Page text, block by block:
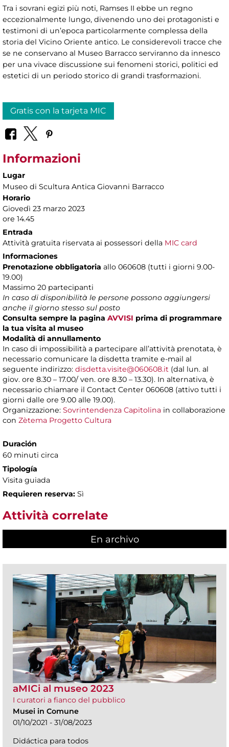
Tra i sovrani egizi più noti, Ramses II ebbe un regno
eccezionalmente lungo, divenendo uno dei protagonisti e
testimoni di un’epoca particolarmente complessa della
storia del Vicino Oriente antico. Le considerevoli tracce che
se ne conservano al Museo Barracco serviranno da innesco
per una vivace discussione sui fenomeni storici, politici ed
estetici di un periodo storico di grandi trasformazioni.
Gratis con la tarjeta MIC
Informazioni
Lugar
Museo di Scultura Antica Giovanni Barracco
Horario
Giovedì 23 marzo 2023
ore 14.45
Entrada
Attività gratuita riservata ai possessori della MIC card
Informaciones
Prenotazione obbligatoria allo 060608 (tutti i giorni 9.00-
19.00)
Massimo 20 partecipanti
In caso di disponibilità le persone possono aggiungersi
anche il giorno stesso sul posto
Consulta sempre la pagina AVVISI prima di programmare
la tua visita al museo
Modalità di annullamento
In caso di impossibilità a partecipare all’attività prenotata, è
necessario comunicare la disdetta tramite e-mail al
seguente indirizzo: disdetta.visite@060608.it (dal lun. al
giov. ore 8.30 – 17.00/ ven. ore 8.30 – 13.30). In alternativa, è
necessario chiamare il Contact Center 060608 (attivo tutti i
giorni dalle ore 9.00 alle 19.00).
Organizzazione: Sovrintendenza Capitolina in collaborazione
con Zètema Progetto Cultura
Duración
60 minuti circa
Tipología
Visita guiada
Requieren reserva: Sì
Attività correlate
En archivo
aMICi al museo 2023
I curatori a fianco del pubblico
Musei in Comune
01/10/2021 - 31/08/2023
Didáctica para todos